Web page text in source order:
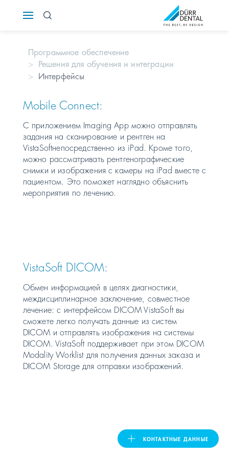
Polska
Россия
România
Suomi
Sverige
Switzerland DE FR
ASIA PACIFIC
Australia
India
日本
КОНТАКТНЫЕ ДАННЫЕ
Программное обеспечение
Решения для обучения и интеграции
Интерфейсы
Mobile Connect:
С приложением Imaging App можно отправлять
задания на сканирование и рентген на
VistaSoftнепосредственно из iPad. Кроме того,
можно рассматривать рентгенографические
снимки и изображения с камеры на iPad вместе с
пациентом. Это поможет наглядно объяснить
мероприятия по лечению.
VistaSoft DICOM:
Обмен информацией в целях диагностики,
междисциплинарное заключение, совместное
лечение: с интерфейсом DICOM VistaSoft вы
сможете легко получать данные из систем
DICOM и отправлять изображения на системы
DICOM. VistaSoft поддерживает при этом DICOM
Modality Worklist для получения данных заказа и
DICOM Storage для отправки изображений.